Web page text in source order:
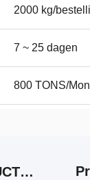
2000 kg/
7 ~ 25 dagen
800 TONS/
VERWANTE PRODUCTEN